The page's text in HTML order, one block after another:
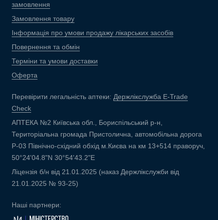
замовлення
Замовлення товару
Інформація про умови продажу лікарських засобів
Повернення та обмін
Терміни та умови доставки
Оферта
Перевірити легальність аптеки: Держлікслужба E-Trade
Check
АПТЕКА №2 Київська обл., Бориспільський р-н,
Територіальна громада Пристолична, автомобільна дорога
Р-03 Північно-східний обхід м.Києва на км 13+514 праворуч,
50°24'04.8"N 30°54'43.2"E
Ліцензія б/н від 21.01.2025 (наказ Держлікслужби від
21.01.2025 № 93-25)
Наші партнери: